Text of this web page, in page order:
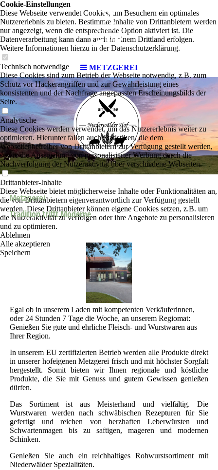
METZGEREI
Metzgerei
Tradition trifft Moderne
Egal ob in unserem Laden mit kompetenten Verkäuferinnen,
oder 24 Stunden 7 Tage die Woche, an unserem Regiomat:
Genießen Sie gute und ehrliche Fleisch- und Wurstwaren aus
Ihrer Region.
In unserem EU zertifizierten Betrieb werden alle Produkte direkt
in unserer hofeigenen Metzgerei frisch und mit höchster Sorgfalt
hergestellt. Somit bieten wir Ihnen regionale und köstliche
Produkte, die Sie mit Genuss und gutem Gewissen genießen
dürfen.
Das Sortiment ist aus Meisterhand und vielfältig. Die
Wurstwaren werden nach schwäbischen Rezepturen für Sie
gefertigt und reichen von herzhaften Leberwürsten und
Schwartenmagen bis zu saftigen, mageren und modernen
Schinken.
Genießen Sie auch ein reichhaltiges Rohwurstsortiment mit
Niederwälder Spezialitäten.
Cookie-Einstellungen
Diese Webseite verwendet Cookies, um Besuchern ein optimales
Nutzererlebnis zu bieten. Bestimmte Inhalte von Drittanbietern werden
nur angezeigt, wenn die entsprechende Option aktiviert ist. Die
Datenverarbeitung kann dann auch in einem Drittland erfolgen.
Weitere Informationen hierzu in der Datenschutzerklärung.
Technisch notwendige
Diese Cookies sind zum Betrieb der Webseite notwendig, z.B. zum
Schutz vor Hackerangriffen und zur Gewährleistung eines
konsistenten und der Nachfrage angepassten Erscheinungsbilds der
Seite.
Analytische
Diese Cookies werden verwendet, um das Nutzererlebnis weiter zu
optimieren. Hierunter fallen auch Statistiken, die dem
Webseitenbetreiber von Drittanbietern zur Verfügung gestellt werden,
sowie die Ausspielung von personalisierter Werbung durch die
Nachverfolgung der Nutzeraktivität über verschiedene Webseiten.
Drittanbieter-Inhalte
Diese Webseite bietet möglicherweise Inhalte oder Funktionalitäten an,
die von Drittanbietern eigenverantwortlich zur Verfügung gestellt
werden. Diese Drittanbieter können eigene Cookies setzen, z.B. um
die Nutzeraktivität zu verfolgen oder ihre Angebote zu personalisieren
und zu optimieren.
Ablehnen
Alle akzeptieren
Speichern